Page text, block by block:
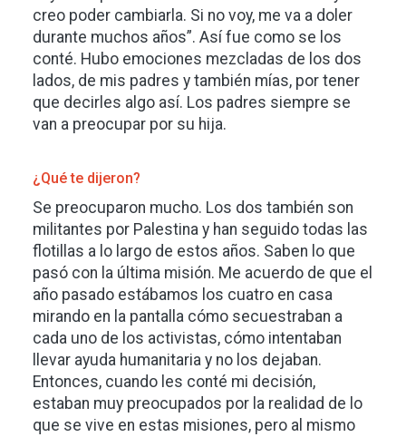
creo poder cambiarla. Si no voy, me va a doler
durante muchos años”. Así fue como se los
conté. Hubo emociones mezcladas de los dos
lados, de mis padres y también mías, por tener
que decirles algo así. Los padres siempre se
van a preocupar por su hija.
¿Qué te dijeron?
Se preocuparon mucho. Los dos también son
militantes por Palestina y han seguido todas las
flotillas a lo largo de estos años. Saben lo que
pasó con la última misión. Me acuerdo de que el
año pasado estábamos los cuatro en casa
mirando en la pantalla cómo secuestraban a
cada uno de los activistas, cómo intentaban
llevar ayuda humanitaria y no los dejaban.
Entonces, cuando les conté mi decisión,
estaban muy preocupados por la realidad de lo
que se vive en estas misiones, pero al mismo